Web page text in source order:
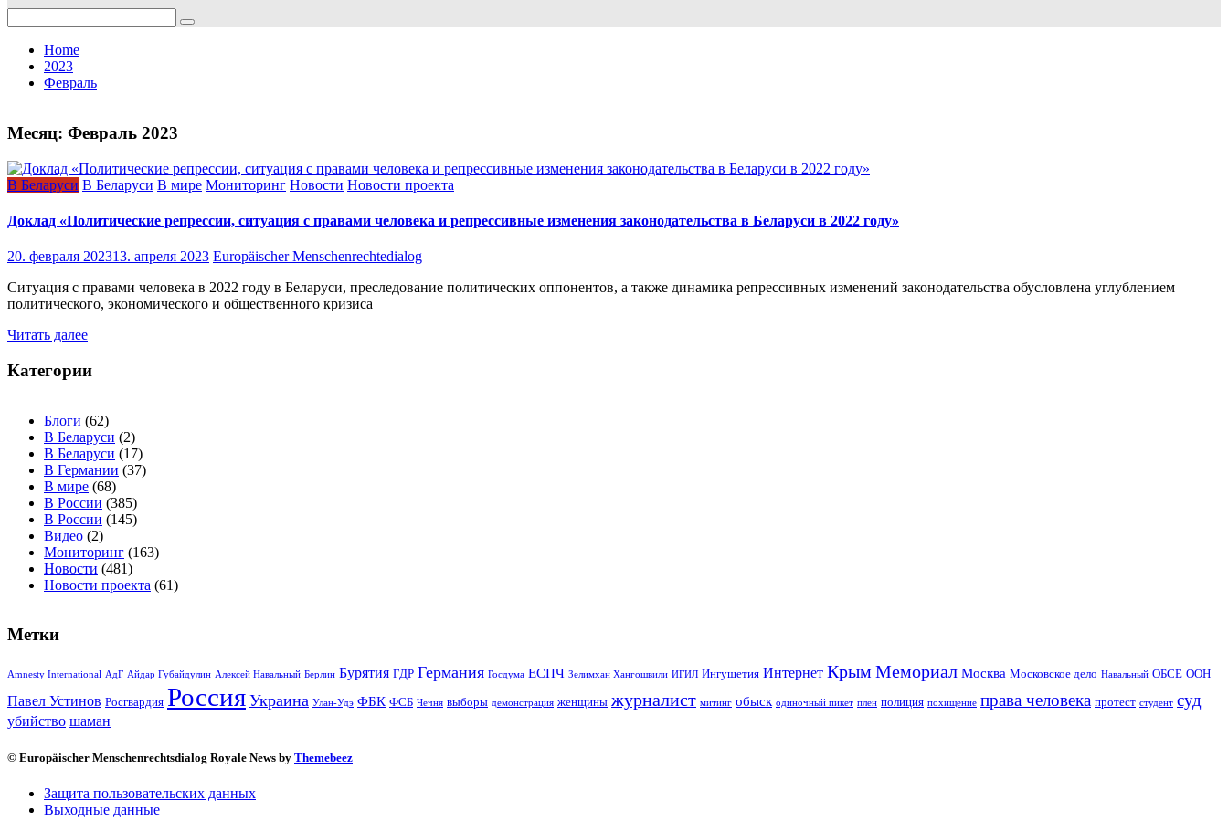
for:
Home
2023
Февраль
Месяц: Февраль 2023
В Беларуси В Беларуси В мире Мониторинг Новости Новости проекта
Доклад «Политические репрессии, ситуация с правами человека и репрессивные изменения законодательства в Беларуси в 2022 году»
20. февраля 202313. апреля 2023 Europäischer Menschenrechtedialog
Ситуация с правами человека в 2022 году в Беларуси, преследование политических оппонентов, а также динамика репрессивных изменений законодательства обусловлена углублением
политического, экономического и общественного кризиса
Читать далее
Категории
Блоги (62)
В Беларуси (2)
В Беларуси (17)
В Германии (37)
В мире (68)
В России (385)
В России (145)
Видео (2)
Мониторинг (163)
Новости (481)
Новости проекта (61)
Метки
Amnesty International АдГ Айдар Губайдулин Алексей Навальный Берлин Бурятия ГДР Германия Госдума ЕСПЧ Зелимхан Хангошвили ИГИЛ Ингушетия Интернет Крым Мемориал Москва Московское дело Навальный ОБСЕ ООН
Павел Устинов Росгвардия Россия Украина Улан-Удэ ФБК ФСБ Чечня выборы демонстрация женщины журналист митинг обыск одиночный пикет плен полиция похищение права человека протест студент суд
убийство шаман
© Europäischer Menschenrechtsdialog Royale News by Themebeez
Защита пользовательских данных
Выходные данные